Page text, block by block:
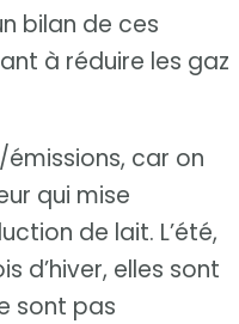
bilan de ces
à réduire les gaz
car on
qui mise
de lait. L’été,
d’hiver, elles sont
sont pas